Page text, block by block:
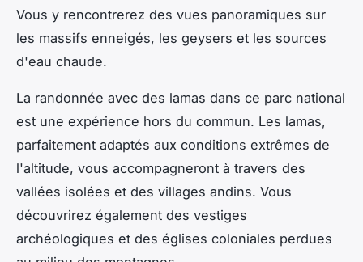
Vous y rencontrerez des vues panoramiques sur
les massifs enneigés, les geysers et les sources
d'eau chaude.
La randonnée avec des lamas dans ce parc national
est une expérience hors du commun. Les lamas,
parfaitement adaptés aux conditions extrêmes de
l'altitude, vous accompagneront à travers des
vallées isolées et des villages andins. Vous
découvrirez également des vestiges
archéologiques et des églises coloniales perdues